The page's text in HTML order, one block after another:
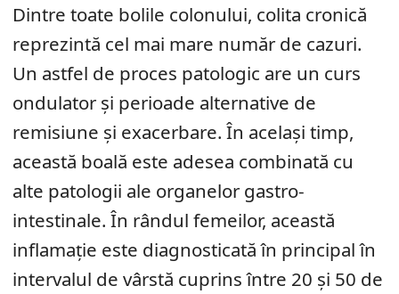
Dintre toate bolile colonului, colita cronică
reprezintă cel mai mare număr de cazuri.
Un astfel de proces patologic are un curs
ondulator și perioade alternative de
remisiune și exacerbare. În același timp,
această boală este adesea combinată cu
alte patologii ale organelor gastro-
intestinale. În rândul femeilor, această
inflamație este diagnosticată în principal în
intervalul de vârstă cuprins între 20 și 50 de